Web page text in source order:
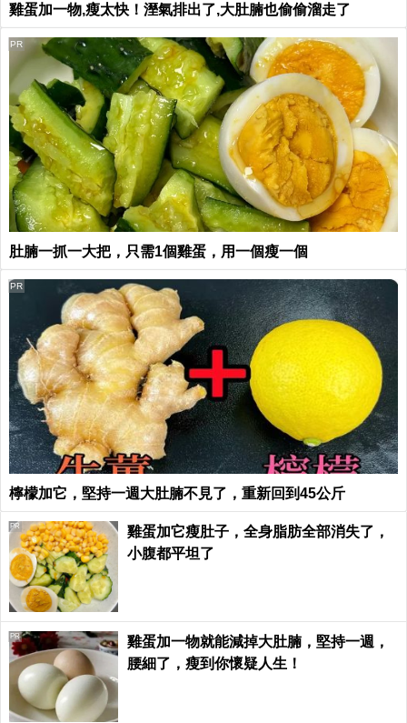
雞蛋加一物,瘦太快！溼氣排出了,大肚腩也偷偷溜走了
肚腩一抓一大把，只需1個雞蛋，用一個瘦一個
PR
檸檬加它，堅持一週大肚腩不見了，重新回到45公斤
PR
雞蛋加它瘦肚子，全身脂肪全部消失了，
小腹都平坦了
PR
雞蛋加一物就能減掉大肚腩，堅持一週，
腰細了，瘦到你懷疑人生！
PR